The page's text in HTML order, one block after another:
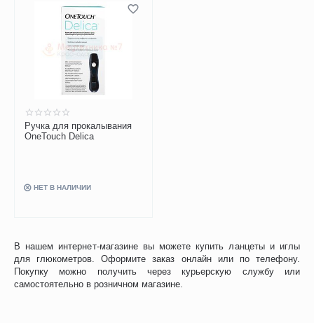
В нашем интернет-магазине вы можете купить ланцеты и иглы
для глюкометров. Оформите заказ онлайн или по телефону.
Покупку можно получить через курьерскую службу или
самостоятельно в розничном магазине.
Ручка для прокалывания
OneTouch Delica
НЕТ В НАЛИЧИИ